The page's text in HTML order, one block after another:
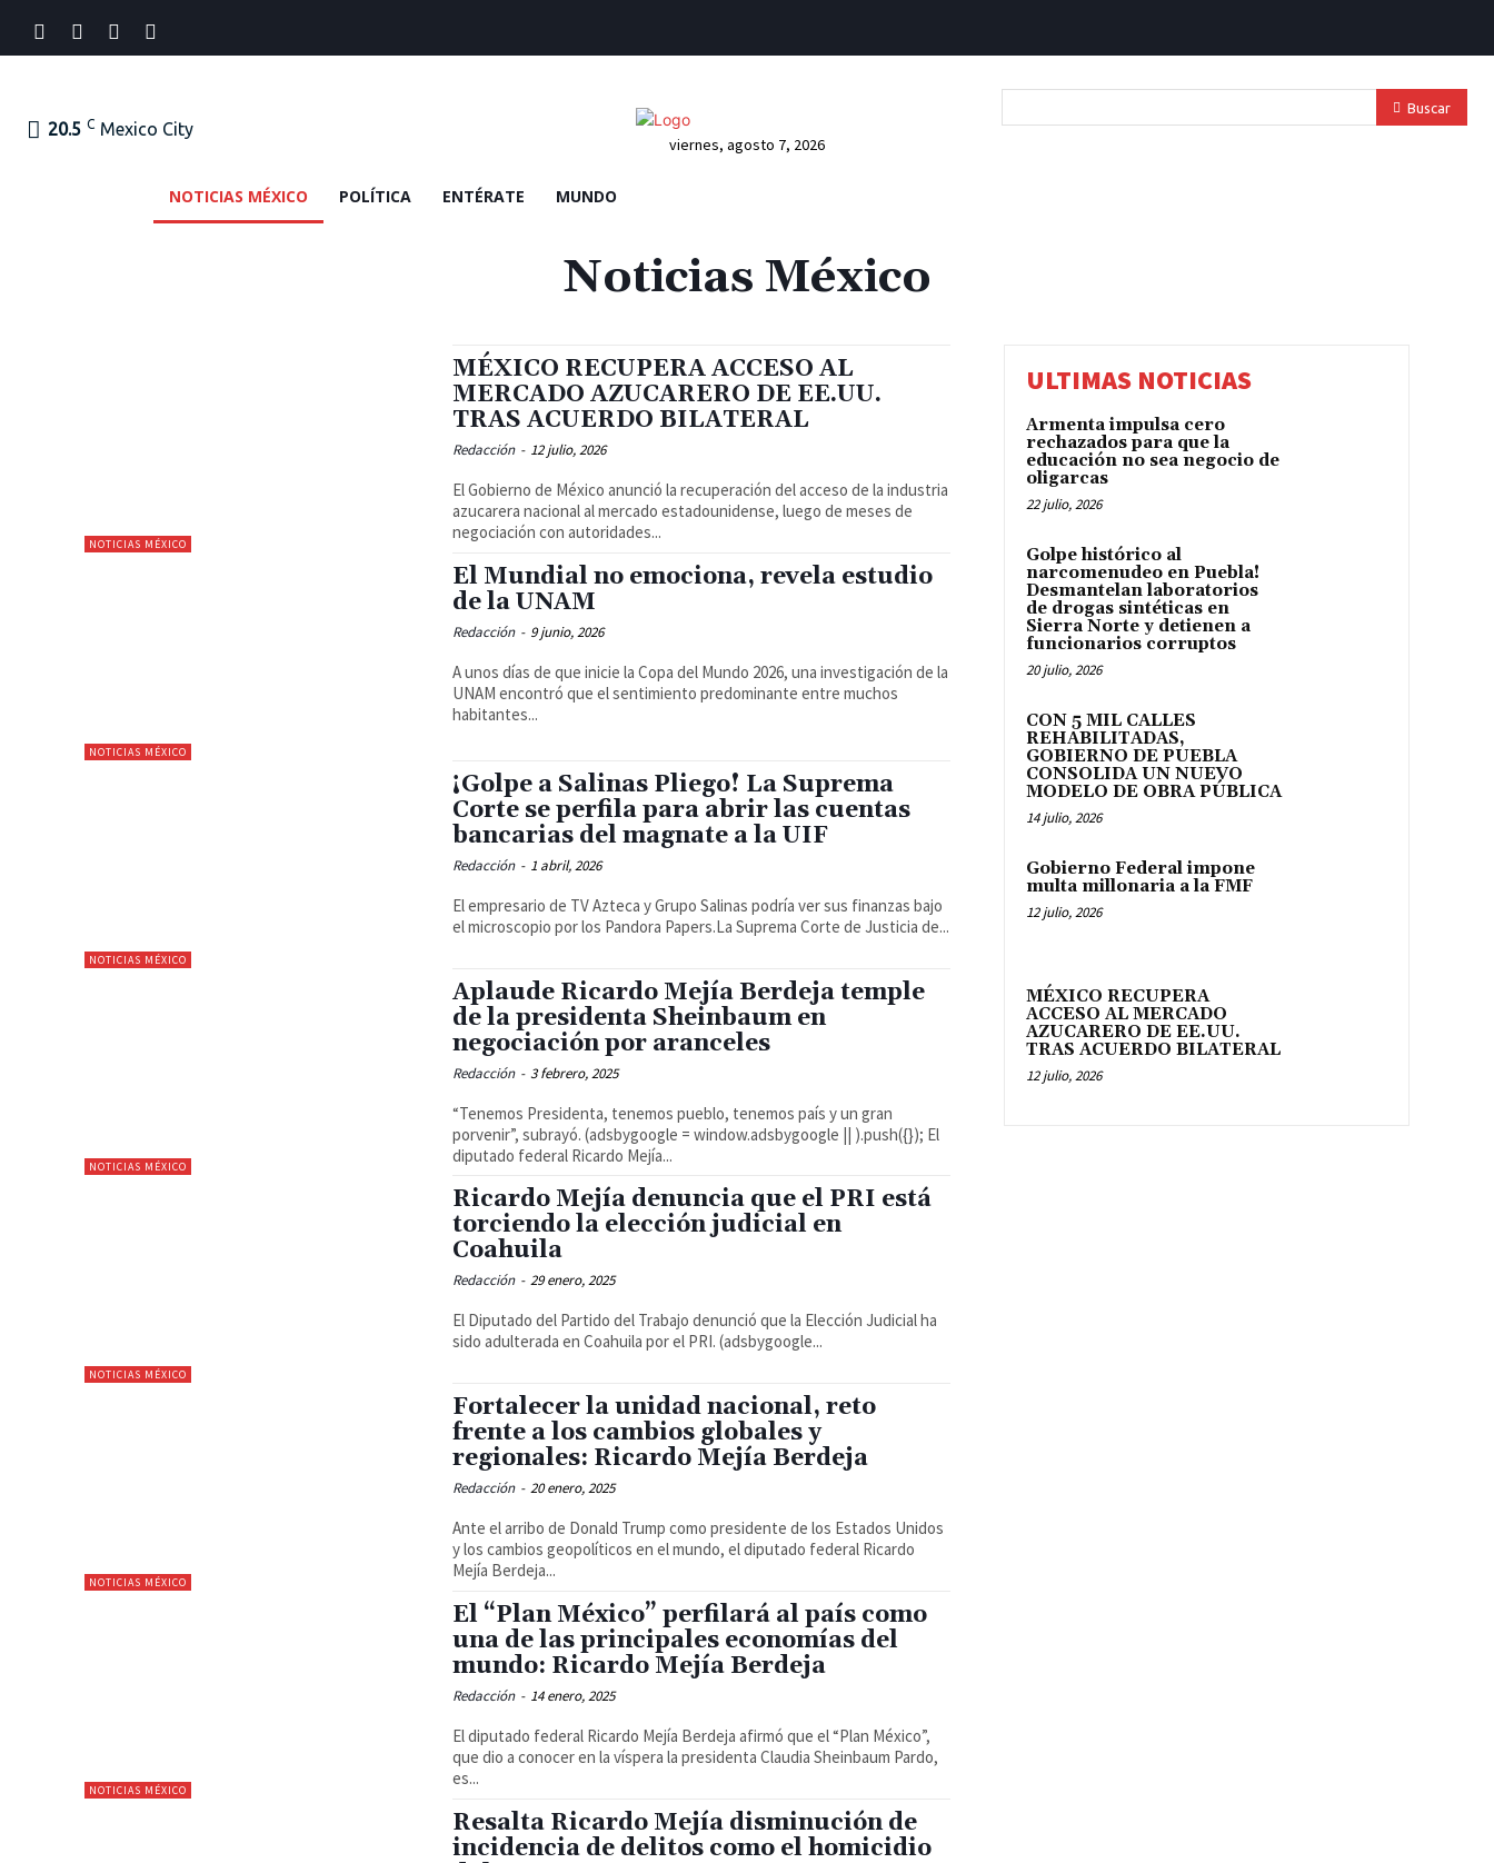
20.5 C Mexico City
viernes, agosto 7, 2026
Buscar
NOTICIAS MÉXICO POLÍTICA ENTÉRATE MUNDO
Noticias México
NOTICIAS MÉXICO
MÉXICO RECUPERA ACCESO AL
MERCADO AZUCARERO DE EE.UU.
TRAS ACUERDO BILATERAL
Redacción - 12 julio, 2026
El Gobierno de México anunció la recuperación del acceso de la industria
azucarera nacional al mercado estadounidense, luego de meses de
negociación con autoridades...
NOTICIAS MÉXICO
El Mundial no emociona, revela estudio
de la UNAM
Redacción - 9 junio, 2026
A unos días de que inicie la Copa del Mundo 2026, una investigación de la
UNAM encontró que el sentimiento predominante entre muchos
habitantes...
NOTICIAS MÉXICO
¡Golpe a Salinas Pliego! La Suprema
Corte se perfila para abrir las cuentas
bancarias del magnate a la UIF
Redacción - 1 abril, 2026
El empresario de TV Azteca y Grupo Salinas podría ver sus finanzas bajo
el microscopio por los Pandora Papers.La Suprema Corte de Justicia de...
NOTICIAS MÉXICO
Aplaude Ricardo Mejía Berdeja temple
de la presidenta Sheinbaum en
negociación por aranceles
Redacción - 3 febrero, 2025
“Tenemos Presidenta, tenemos pueblo, tenemos país y un gran
porvenir”, subrayó. (adsbygoogle = window.adsbygoogle || ).push({}); El
diputado federal Ricardo Mejía...
NOTICIAS MÉXICO
Ricardo Mejía denuncia que el PRI está
torciendo la elección judicial en
Coahuila
Redacción - 29 enero, 2025
El Diputado del Partido del Trabajo denunció que la Elección Judicial ha
sido adulterada en Coahuila por el PRI. (adsbygoogle...
NOTICIAS MÉXICO
Fortalecer la unidad nacional, reto
frente a los cambios globales y
regionales: Ricardo Mejía Berdeja
Redacción - 20 enero, 2025
Ante el arribo de Donald Trump como presidente de los Estados Unidos
y los cambios geopolíticos en el mundo, el diputado federal Ricardo
Mejía Berdeja...
NOTICIAS MÉXICO
El “Plan México” perfilará al país como
una de las principales economías del
mundo: Ricardo Mejía Berdeja
Redacción - 14 enero, 2025
El diputado federal Ricardo Mejía Berdeja afirmó que el “Plan México”,
que dio a conocer en la víspera la presidenta Claudia Sheinbaum Pardo,
es...
Resalta Ricardo Mejía disminución de
incidencia de delitos como el homicidio
ULTIMAS NOTICIAS
Armenta impulsa cero
rechazados para que la
educación no sea negocio de
oligarcas
22 julio, 2026
Golpe histórico al
narcomenudeo en Puebla!
Desmantelan laboratorios
de drogas sintéticas en
Sierra Norte y detienen a
funcionarios corruptos
20 julio, 2026
CON 5 MIL CALLES
REHABILITADAS,
GOBIERNO DE PUEBLA
CONSOLIDA UN NUEVO
MODELO DE OBRA PÚBLICA
14 julio, 2026
Gobierno Federal impone
multa millonaria a la FMF
12 julio, 2026
MÉXICO RECUPERA
ACCESO AL MERCADO
AZUCARERO DE EE.UU.
TRAS ACUERDO BILATERAL
12 julio, 2026